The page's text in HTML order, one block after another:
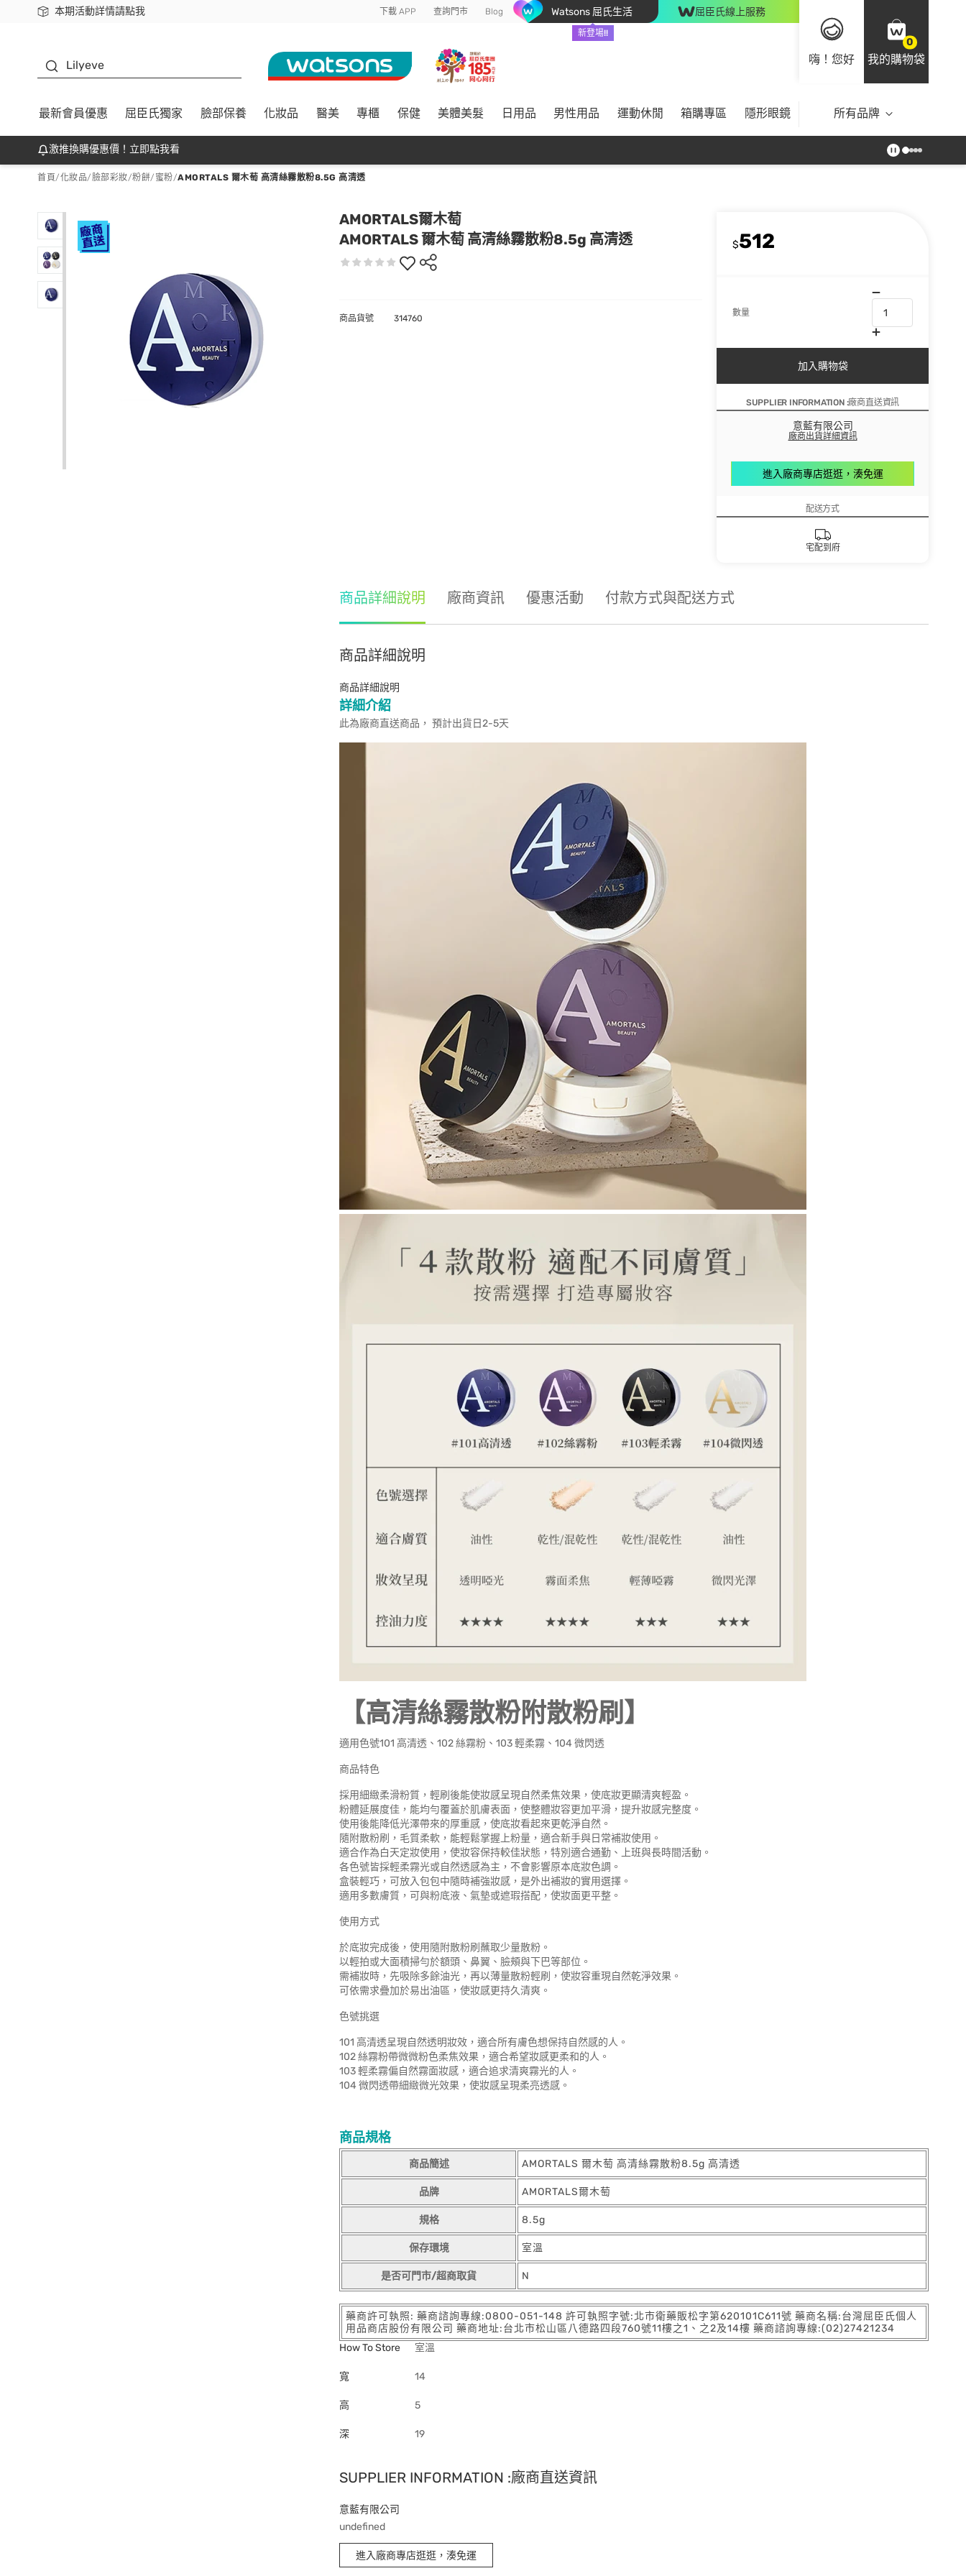
本期活動詳情請點我
下載app最高回饋$350 下載 APP 查詢門市 Blog Watsons 屈氏生活
新登場!!
屈臣氏線上服務
嗨！您好
0
我的購物袋
Lilyeve
最新會員優惠 屈臣氏獨家 臉部保養 化妝品 醫美 專櫃 保健 美體美髮 日用品 男性用品 運動休閒 箱購專區 隱形眼鏡 所有品牌
激推換購優惠價！立即點我看
首頁/化妝品/臉部彩妝/粉餅/蜜粉/AMORTALS 爾木萄 高清絲霧散粉8.5G 高清透
AMORTALS爾木萄
AMORTALS 爾木萄 高清絲霧散粉8.5g 高清透
$512
數量
加入購物袋
SUPPLIER INFORMATION :廠商直送資訊
意藍有限公司
廠商出貨詳細資訊
進入廠商專店逛逛，湊免運
配送方式
宅配到府
商品貨號 314760
商品詳細說明 廠商資訊 優惠活動 付款方式與配送方式
商品詳細說明
商品詳細說明
詳細介紹
此為廠商直送商品， 預計出貨日2-5天
【高清絲霧散粉附散粉刷】
適用色號101 高清透、102 絲霧粉、103 輕柔霧、104 微閃透
商品特色
採用細緻柔滑粉質，輕刷後能使妝感呈現自然柔焦效果，使底妝更顯清爽輕盈。
粉體延展度佳，能均勻覆蓋於肌膚表面，使整體妝容更加平滑，提升妝感完整度。
使用後能降低光澤帶來的厚重感，使底妝看起來更乾淨自然。
隨附散粉刷，毛質柔軟，能輕鬆掌握上粉量，適合新手與日常補妝使用。
適合作為白天定妝使用，使妝容保持較佳狀態，特別適合通勤、上班與長時間活動。
各色號皆採輕柔霧光或自然透感為主，不會影響原本底妝色調。
盒裝輕巧，可放入包包中隨時補強妝感，是外出補妝的實用選擇。
適用多數膚質，可與粉底液、氣墊或遮瑕搭配，使妝面更平整。
使用方式
於底妝完成後，使用隨附散粉刷蘸取少量散粉。
以輕拍或大面積掃勻於額頭、鼻翼、臉頰與下巴等部位。
需補妝時，先吸除多餘油光，再以薄量散粉輕刷，使妝容重現自然乾淨效果。
可依需求疊加於易出油區，使妝感更持久清爽。
色號挑選
101 高清透呈現自然透明妝效，適合所有膚色想保持自然感的人。
102 絲霧粉帶微微粉色柔焦效果，適合希望妝感更柔和的人。
103 輕柔霧偏自然霧面妝感，適合追求清爽霧光的人。
104 微閃透帶細緻微光效果，使妝感呈現柔亮透感。
商品規格
商品簡述 AMORTALS 爾木萄 高清絲霧散粉8.5g 高清透
品牌 AMORTALS爾木萄
規格 8.5g
保存環境 室溫
是否可門市/超商取貨 N
藥商許可執照: 藥商諮詢專線:0800-051-148 許可執照字號:北市衛藥販松字第620101C611號 藥商名稱:台灣屈臣氏個人
用品商店股份有限公司 藥商地址:台北市松山區八德路四段760號11樓之1、之2及14樓 藥商諮詢專線:(02)27421234
How To Store
室溫
寬 14
高 5
深 19
SUPPLIER INFORMATION :廠商直送資訊
意藍有限公司
undefined
進入廠商專店逛逛，湊免運